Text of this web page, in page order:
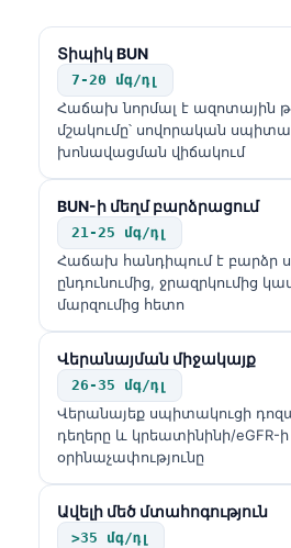
Տիպիկ BUN
7-20 մգ/դլ
Հաճախ նորմալ է ազոտային
մշակումը՝ սովորական
խոնավացման վիճակում
BUN-ի մեղմ բարձրացում
21-25 մգ/դլ
Հաճախ հանդիպում է բարձր
ընդունումից, ջրազրկումից
մարզումից հետո
Վերանայման միջակայք
26-35 մգ/դլ
Վերանայեք սպիտակուցի
դեղերը և կրեատինինի/eGFR-ի
օրինաչափությունը
Ավելի մեծ մտահոգություն
>35 մգ/դլ
سنڌي
অসমীয়া
Galego
Latviešu valoda
Македонски јазик
Euskara
Gàidhlig
Occitan
العربية المغربية
Монгол
ພາສາລາວ
Basa Jawa
Cebuano